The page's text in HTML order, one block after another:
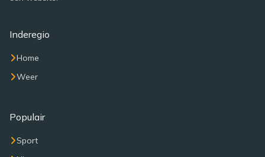
Inderegio
Home
Weer
Populair
Sport